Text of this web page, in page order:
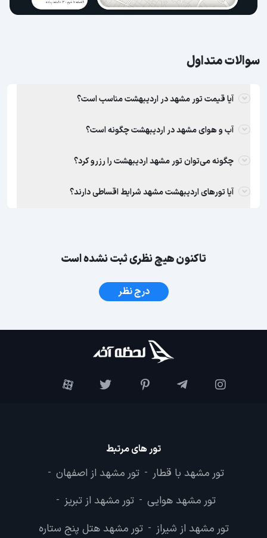
سوالات متداول
آیا قیمت تور مشهد در اردیبهشت مناسب است؟
آب و هوای مشهد در اردیبهشت چگونه است؟
چگونه می‌توان تور مشهد اردیبهشت را رزرو کرد؟
آیا تورهای اردیبهشت مشهد شرایط اقساطی دارند؟
تاکنون هیچ نظری ثبت نشده است
درج نظر
تور های مرتبط
تور مشهد با قطار - تور مشهد از اصفهان -
تور مشهد هوایی - تور مشهد از تبریز -
تور مشهد از شیراز - تور مشهد هتل پنج ستاره